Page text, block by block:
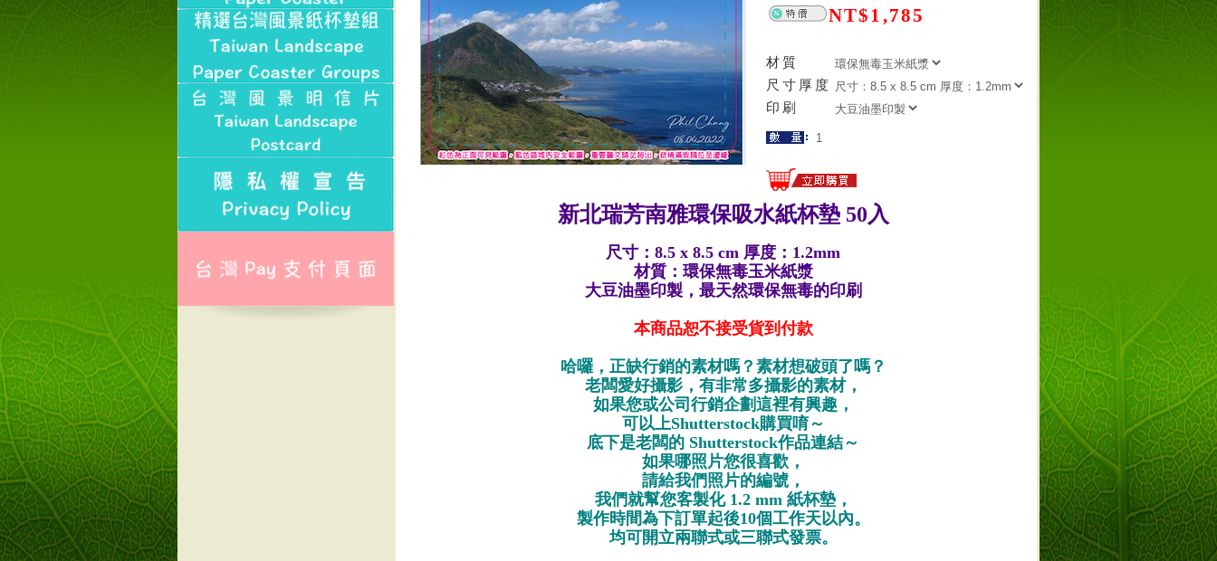
NT$1,785
材質
尺寸厚度
印刷
新北瑞芳南雅環保吸水紙杯墊 50入
尺寸：8.5 x 8.5 cm 厚度：1.2mm
材質：環保無毒玉米紙漿
大豆油墨印製，最天然環保無毒的印刷
本商品恕不接受貨到付款
哈囉，正缺行銷的素材嗎？素材想破頭了嗎？
老闆愛好攝影，有非常多攝影的素材，
如果您或公司行銷企劃這裡有興趣，
可以上Shutterstock購買唷～
底下是老闆的 Shutterstock作品連結～
如果哪照片您很喜歡，
請給我們照片的編號，
我們就幫您客製化 1.2 mm 紙杯墊，
製作時間為下訂單起後10個工作天以內。
均可開立兩聯式或三聯式發票。